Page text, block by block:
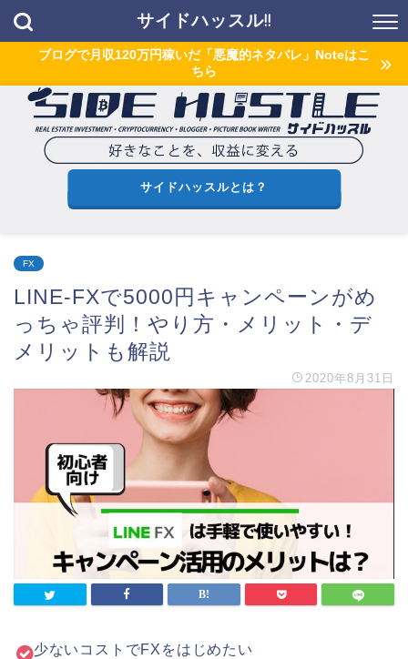
サイドハッスル!!
ブログで月収120万円稼いだ「悪魔的ネタバレ」Noteはこ
ちら
サイドハッスルとは？
FX
LINE-FXで5000円キャンペーンがめ
っちゃ評判！やり方・メリット・デ
メリットも解説
2020年8月31日
少ないコストでFXをはじめたい